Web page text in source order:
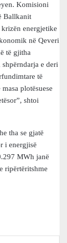
Komisioni
Ballkanit
energjetike
në Qeveri
të gjitha
e deri
të
plotësuese
shtoi
tha se gjatë
i energjisë
MWh janë
ripërtëritshme